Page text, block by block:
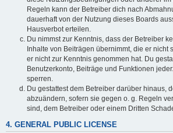
Regeln kann der Betreiber dich nach
dauerhaft von der Nutzung dieses Boards
Hausverbot erteilen.
Du nimmst zur Kenntnis, dass der Betreiber
Inhalte von Beiträgen übernimmt, die er nicht
er nicht zur Kenntnis genommen hat. Du
Benutzerkonto, Beiträge und Funktionen
sperren.
Du gestattest dem Betreiber darüber hinaus,
abzuändern, sofern sie gegen o. g. Regeln
sind, dem Betreiber oder einem Dritten
4. GENERAL PUBLIC LICENSE